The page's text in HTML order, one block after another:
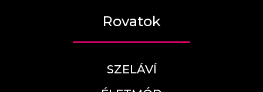
Rovatok
SZELÁVÍ